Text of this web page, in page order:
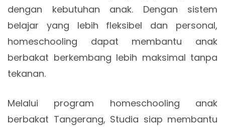
dengan kebutuhan anak. Dengan sistem
belajar yang lebih fleksibel dan personal,
homeschooling dapat membantu anak
berbakat berkembang lebih maksimal tanpa
tekanan.
Melalui program homeschooling anak
berbakat Tangerang, Studia siap membantu